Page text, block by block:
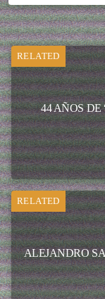
RELATED
44 AÑOS
RELATED
ALEJANDRO